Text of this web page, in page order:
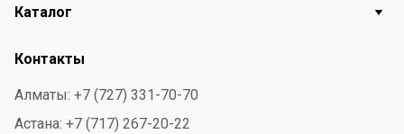
Каталог
Контакты
Алматы: +7 (727) 331-70-70
Астана: +7 (717) 267-20-22